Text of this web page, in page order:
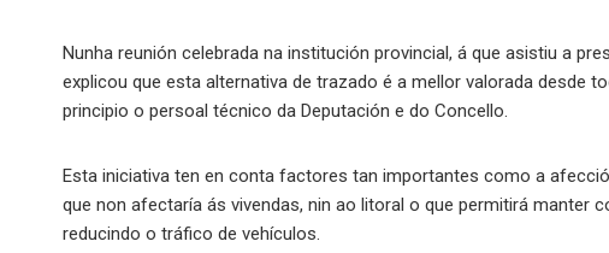
Nunha reunión celebrada na institución provincial, á que asistiu a
explicou que esta alternativa de trazado é a mellor valorada desde
principio o persoal técnico da Deputación e do Concello.
Esta iniciativa ten en conta factores tan importantes como a
que non afectaría ás vivendas, nin ao litoral o que permitirá manter
reducindo o tráfico de vehículos.